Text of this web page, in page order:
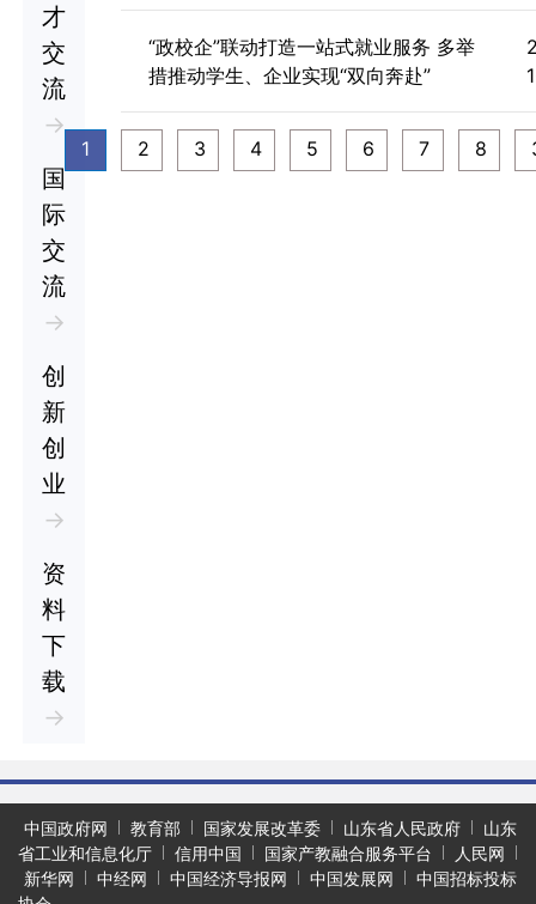
才
交
流
→
国
际
交
流
→
创
新
创
业
→
资
料
下
载
→
“政校企”联动打造一站式就业服务 多举
措推动学生、企业实现“双向奔赴”
1 2 3 4 5 6 7 8
中国政府网 教育部 国家发展改革委 山东省人民政府
山东
省工业和信息化厅
信用中国 国家产教融合服务平台
人民网
新华网
中经网 中国经济导报网 中国发展网
中国招标投标